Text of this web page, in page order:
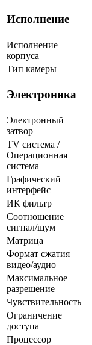
Исполнение
Исполнение
корпуса
Тип камеры
Электроника
Электронный
затвор
TV система /
Операционная
система
Графический
интерфейс
ИК фильтр
Соотношение
сигнал/шум
Матрица
Формат сжатия
видео/аудио
Максимальное
разрешение
Чувствительность
Ограничение
доступа
Процессор